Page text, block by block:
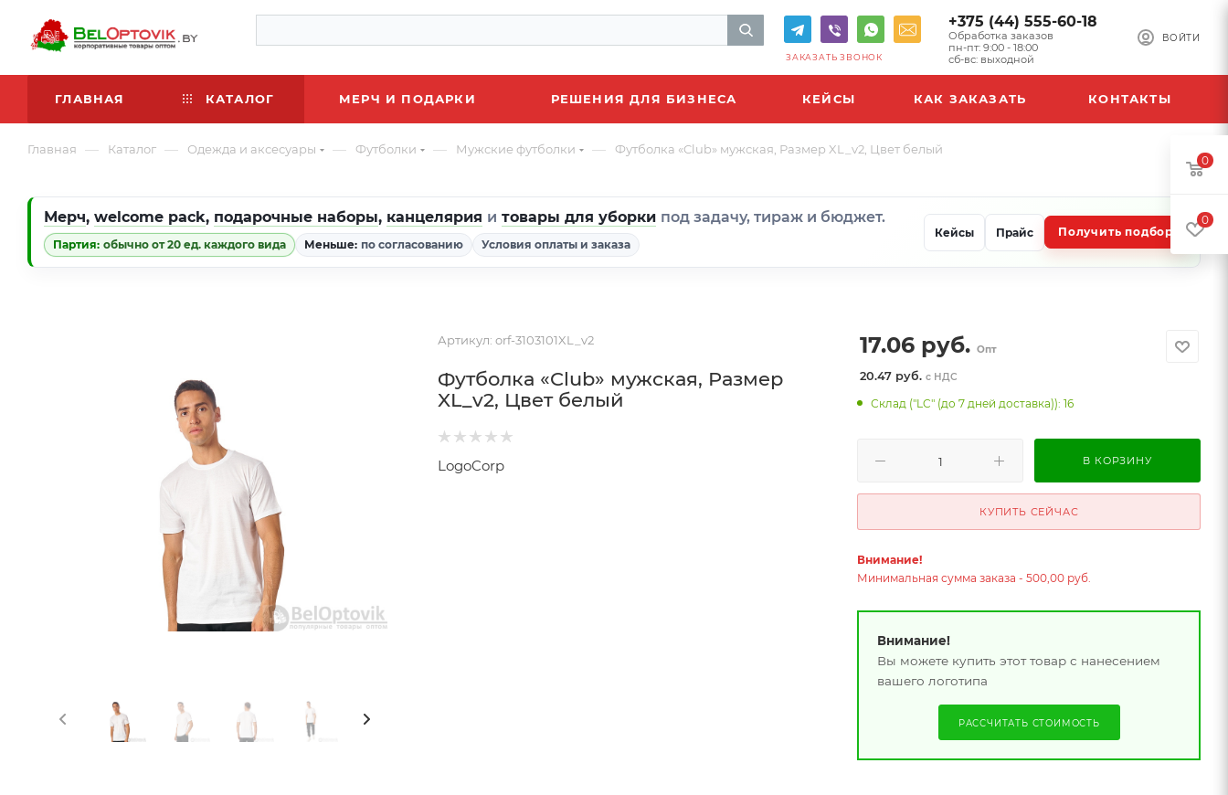
ВОЙТИ
+375 (44) 555-60-18
Обработка заказов
пн-пт: 9:00 - 18:00
сб-вс: выходной
ЗАКАЗАТЬ ЗВОНОК
ГЛАВНАЯ КАТАЛОГ МЕРЧ И ПОДАРКИ РЕШЕНИЯ ДЛЯ БИЗНЕСА КЕЙСЫ КАК ЗАКАЗАТЬ КОНТАКТЫ
Главная — Каталог — Одежда и аксесуары — Футболки — Мужские футболки — Футболка «Club» мужская, Размер XL_v2, Цвет белый
Мерч, welcome pack, подарочные наборы, канцелярия и товары для уборки под задачу, тираж и бюджет.
Партия: обычно от 20 ед. каждого вида Меньше: по согласованию Условия оплаты и заказа
Кейсы Прайс Получить подбор
Артикул: orf-3103101XL_v2
Футболка «Club» мужская, Размер
XL_v2, Цвет белый
LogoCorp
17.06 руб. Опт
20.47 руб.с НДС
Склад ("LC" (до 7 дней доставка)): 16
В КОРЗИНУ
КУПИТЬ СЕЙЧАС
Внимание!
Минимальная сумма заказа - 500,00 руб.
Внимание!
Вы можете купить этот товар с нанесением
вашего логотипа
РАССЧИТАТЬ СТОИМОСТЬ
0
0